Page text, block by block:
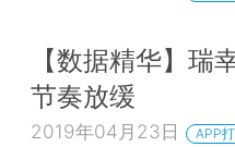
【数据精华】瑞
节奏放缓
2019年04月23日 APP